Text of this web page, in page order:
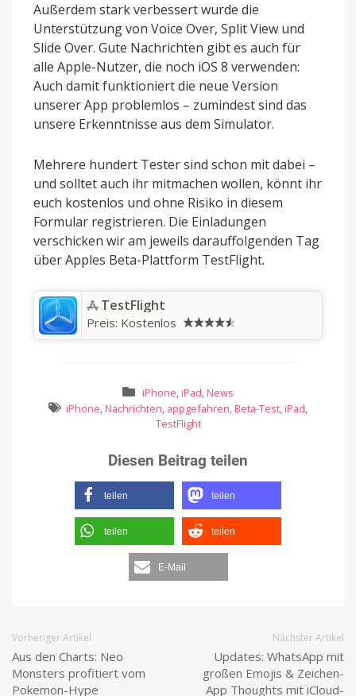
Außerdem stark verbessert wurde die
Unterstützung von Voice Over, Split View und
Slide Over. Gute Nachrichten gibt es auch für
alle Apple-Nutzer, die noch iOS 8 verwenden:
Auch damit funktioniert die neue Version
unserer App problemlos – zumindest sind das
unsere Erkenntnisse aus dem Simulator.
Mehrere hundert Tester sind schon mit dabei –
und solltet auch ihr mitmachen wollen, könnt ihr
euch kostenlos und ohne Risiko in diesem
Formular registrieren. Die Einladungen
verschicken wir am jeweils darauffolgenden Tag
über Apples Beta-Plattform TestFlight.
‎TestFlight
Preis: Kostenlos
iPhone, iPad, News
iPhone, Nachrichten, appgefahren, Beta-Test, iPad,
TestFlight
Diesen Beitrag teilen
teilen teilen
teilen teilen
E-Mail
Vorheriger Artikel
Aus den Charts: Neo
Monsters profitiert vom
Pokemon-Hype
Nächster Artikel
Updates: WhatsApp mit
großen Emojis & Zeichen-
App Thoughts mit iCloud-